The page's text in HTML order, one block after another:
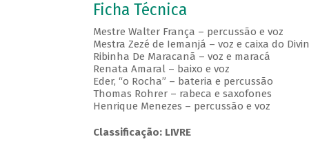
Ficha Técnica
Mestre Walter França – percussão e voz
Mestra Zezé de Iemanjá – voz e caixa do
Ribinha De Maracanã – voz e maracá
Renata Amaral – baixo e voz
Eder, “o Rocha” – bateria e percussão
Thomas Rohrer – rabeca e saxofones
Henrique Menezes – percussão e voz
Classificação: LIVRE